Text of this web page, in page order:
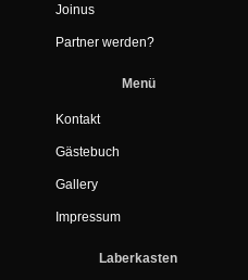
Joinus
Partner werden?
Menü
Kontakt
Gästebuch
Gallery
Impressum
Laberkasten